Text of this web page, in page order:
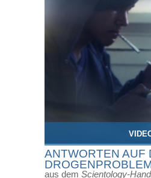
ANTWORTEN AUF
aus dem Scientology-